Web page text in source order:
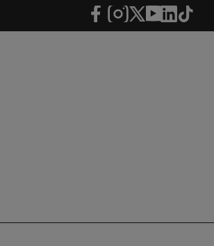
Salta al contingut principal